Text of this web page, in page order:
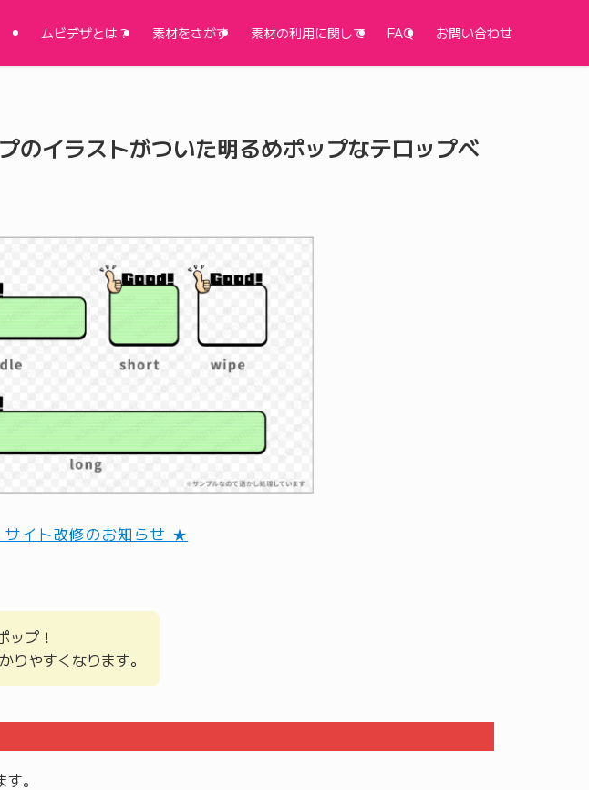
ムビデザとは？ 素材をさがす 素材の利用に関して FAQ お問い合わせ
のイラストがついた明るめポップなテロップベ
イト改修のお知らせ ★
ップ！
りやすくなります。